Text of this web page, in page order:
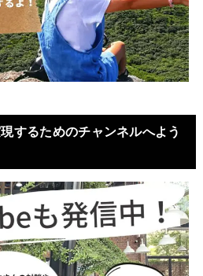
するためのチャンネルへよう